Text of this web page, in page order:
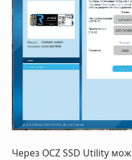
Через OCZ SSD Utility